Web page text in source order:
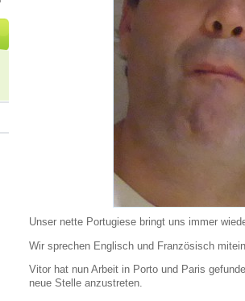
Unser nette Portugiese bringt uns immer
Wir sprechen Englisch und Französisch
Vitor hat nun Arbeit in Porto und Paris
neue Stelle anzustreten.